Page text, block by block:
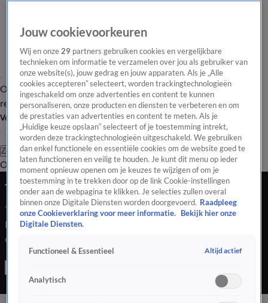
Overzicht Laatste nieuws Regionieuws Het beste van Hart
Tip de
redactie
Volg Hart van Nederland
Zoeken
OverzichtRegioUitzendingenWeerTip de redactiePanelVideo's
Tandarts Luc vlucht uit oorlogsgebied Libanon
4 okt 2024, 09:34
Luc Aouad, een 32-jarige tandarts uit Emmen, verheugde zich
op zijn huwelijk in het Libanese Beiroet. Wat een feestelijke
gebeurtenis had moeten zijn, veranderde echter in een
Oosten.
Jouw cookievoorkeuren
Wij en onze29 partners gebruiken cookies en vergelijkbare
technieken om informatie te verzamelen over jou als gebruiker van
onze website(s), jouw gedrag en jouw apparaten. Als je „Alle
cookies accepteren” selecteert, worden trackingtechnologieën
ingeschakeld om onze advertenties en content te kunnen
personaliseren, onze producten en diensten te verbeteren en om
de prestaties van advertenties en content te meten. Als je
„Huidige keuze opslaan” selecteert of je toestemming intrekt,
worden deze trackingtechnologieën uitgeschakeld. We gebruiken
dan enkel functionele en essentiële cookies om de website goed te
laten functioneren en veilig te houden. Je kunt dit menu op ieder
moment opnieuw openen om je keuzes te wijzigen of om je
toestemming in te trekken door op de link Cookie-instellingen
onder aan de webpagina te klikken. Je selecties zullen overal
binnen onze Digitale Diensten worden doorgevoerd. Raadpleeg
onze Cookieverklaring voor meer informatie.
Bekijk hier onze
Digitale Diensten.
Functioneel & Essentieel Altijd actief
Analytisch